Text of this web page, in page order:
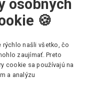
osobných
🍪
rýchlo našli všetko, čo
zaujímať. Preto
cookie sa používajú na
a analýzu